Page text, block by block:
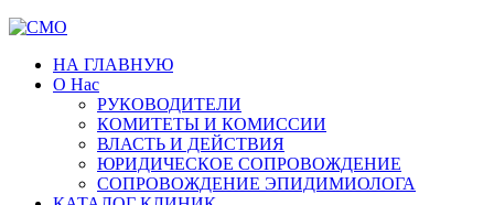
НА ГЛАВНУЮ
О Нас
РУКОВОДИТЕЛИ
КОМИТЕТЫ И КОМИССИИ
ВЛАСТЬ И ДЕЙСТВИЯ
ЮРИДИЧЕСКОЕ СОПРОВОЖДЕНИЕ
СОПРОВОЖДЕНИЕ ЭПИДИМИОЛОГА